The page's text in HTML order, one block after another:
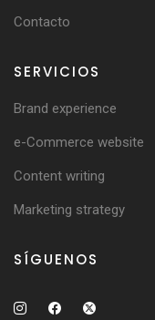
Contacto
SERVICIOS
Brand experience
e-Commerce website
Content writing
Marketing strategy
SÍGUENOS